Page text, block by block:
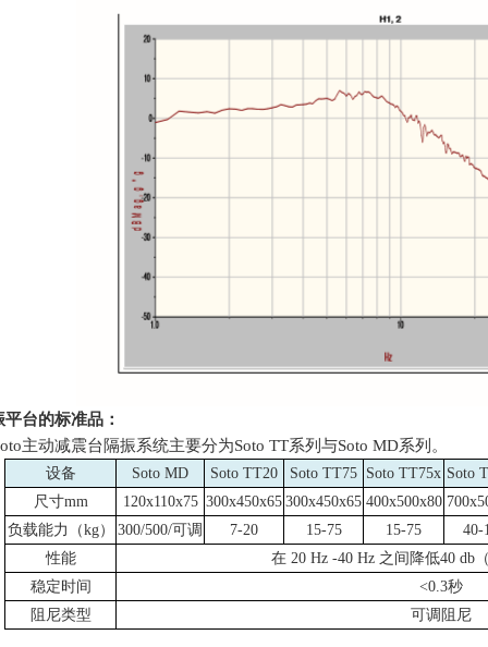
台的标准品：
主动减震台隔振系统主要分为Soto TT系列与Soto MD系列。
设备 Soto MD Soto TT20 Soto TT75 Soto TT75x Soto
尺寸mm 120x110x75 300x450x65 300x450x65 400x500x80
负载能力（kg） 300/500/可调 7-20 15-75 15-75
40-
性能
在20 Hz -40 Hz 之间降低40 db
稳定时间
<0.3秒
阻尼类型
可调阻尼